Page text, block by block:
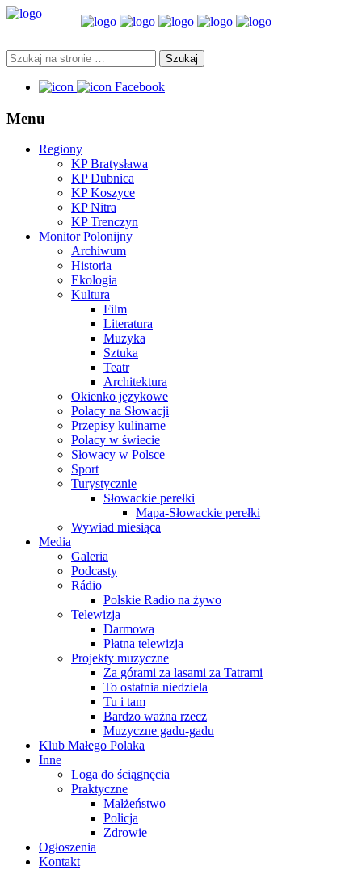
Facebook
Menu
Regiony
KP Bratysława
KP Dubnica
KP Koszyce
KP Nitra
KP Trenczyn
Monitor Polonijny
Archiwum
Historia
Ekologia
Kultura
Film
Literatura
Muzyka
Sztuka
Teatr
Architektura
Okienko językowe
Polacy na Słowacji
Przepisy kulinarne
Polacy w świecie
Słowacy w Polsce
Sport
Turystycznie
Słowackie perełki
Mapa-Słowackie perełki
Wywiad miesiąca
Media
Galeria
Podcasty
Rádio
Polskie Radio na żywo
Telewizja
Darmowa
Płatna telewizja
Projekty muzyczne
Za górami za lasami za Tatrami
To ostatnia niedziela
Tu i tam
Bardzo ważna rzecz
Muzyczne gadu-gadu
Klub Małego Polaka
Inne
Loga do ściągnęcia
Praktyczne
Małżeństwo
Policja
Zdrowie
Ogłoszenia
Kontakt